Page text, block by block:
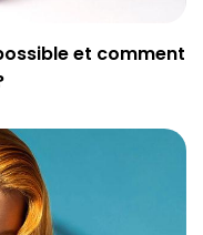
et comment